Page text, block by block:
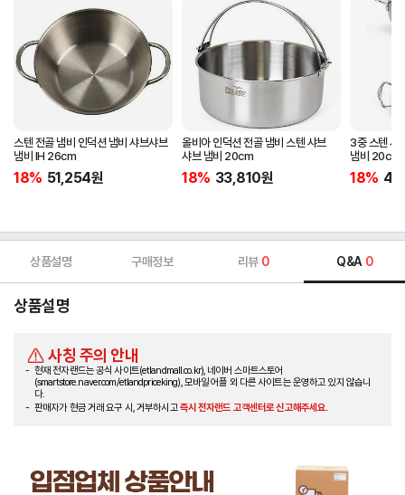
스텐 전골 냄비 인덕션 냄비 샤브샤브
냄비 IH 26cm
18% 51,254원
올비아 인덕션 전골 냄비 스텐 샤브
샤브 냄비 20cm
18% 33,810원
3중 스텐 샤
냄비 20cm
18%
상품설명 구매정보 리뷰 0 Q&A 0
상품설명
사칭 주의 안내
현재 전자랜드는 공식 사이트(etlandmall.co.kr), 네이버 스마트스토어
(smartstore.naver.com/etlandpriceking), 모바일 어플 외 다른 사이트는 운영하고 있지 않습니
다.
판매자가 현금 거래 요구 시, 거부하시고즉시 전자랜드 고객센터로 신고해주세요.